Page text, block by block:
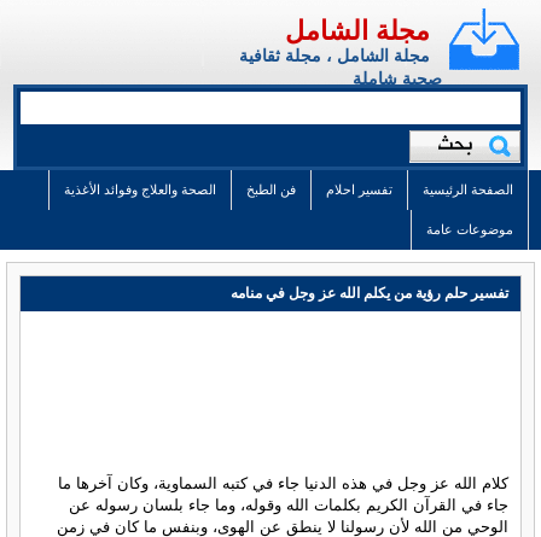
مجلة الشامل
مجلة الشامل ، مجلة ثقافية
صحية شاملة
الصفحة الرئيسية تفسير احلام فن الطبخ الصحة والعلاج وفوائد الأغذية
موضوعات عامة
تفسير حلم رؤية من يكلم الله عز وجل في منامه
كلام الله عز وجل في هذه الدنيا جاء في كتبه السماوية، وكان آخرها ما
جاء في القرآن الكريم بكلمات الله وقوله، وما جاء بلسان رسوله عن
الوحي من الله لأن رسولنا لا ينطق عن الهوى، وبنفس ما كان في زمن